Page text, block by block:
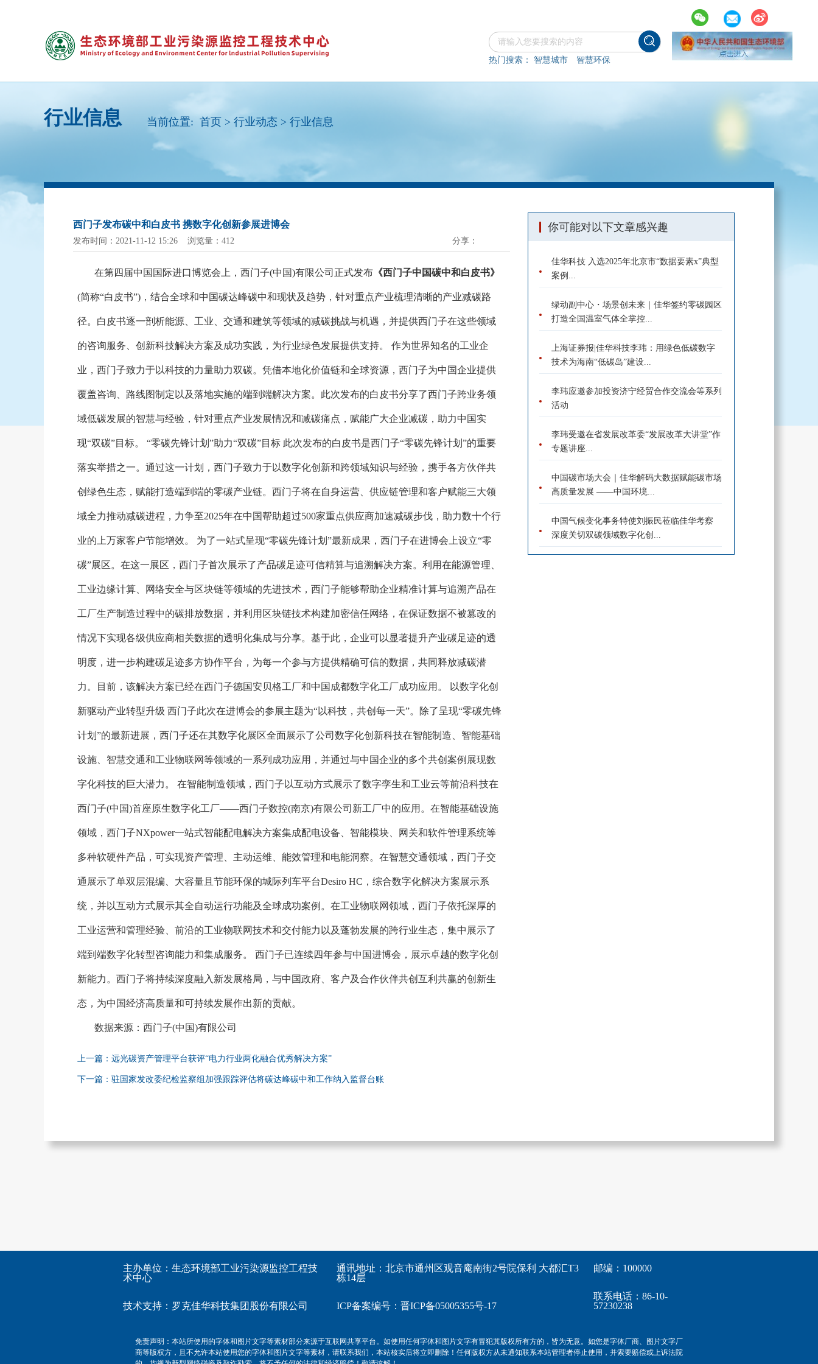
热门搜索： 智慧城市 智慧环保
行业信息 当前位置: 首页 > 行业动态 > 行业信息
西门子发布碳中和白皮书 携数字化创新参展进博会
发布时间：2021-11-12 15:26 浏览量：412 分享：
在第四届中国国际进口博览会上，西门子(中国)有限公司正式发布《西门子中国碳中和白皮书》
(简称“白皮书”)，结合全球和中国碳达峰碳中和现状及趋势，针对重点产业梳理清晰的产业减碳路
径。白皮书逐一剖析能源、工业、交通和建筑等领域的减碳挑战与机遇，并提供西门子在这些领域
的咨询服务、创新科技解决方案及成功实践，为行业绿色发展提供支持。 作为世界知名的工业企
业，西门子致力于以科技的力量助力双碳。凭借本地化价值链和全球资源，西门子为中国企业提供
覆盖咨询、路线图制定以及落地实施的端到端解决方案。此次发布的白皮书分享了西门子跨业务领
域低碳发展的智慧与经验，针对重点产业发展情况和减碳痛点，赋能广大企业减碳，助力中国实
现“双碳”目标。 “零碳先锋计划”助力“双碳”目标 此次发布的白皮书是西门子“零碳先锋计划”的重要
落实举措之一。通过这一计划，西门子致力于以数字化创新和跨领域知识与经验，携手各方伙伴共
创绿色生态，赋能打造端到端的零碳产业链。西门子将在自身运营、供应链管理和客户赋能三大领
域全力推动减碳进程，力争至2025年在中国帮助超过500家重点供应商加速减碳步伐，助力数十个行
业的上万家客户节能增效。 为了一站式呈现“零碳先锋计划”最新成果，西门子在进博会上设立“零
碳”展区。在这一展区，西门子首次展示了产品碳足迹可信精算与追溯解决方案。利用在能源管理、
工业边缘计算、网络安全与区块链等领域的先进技术，西门子能够帮助企业精准计算与追溯产品在
工厂生产制造过程中的碳排放数据，并利用区块链技术构建加密信任网络，在保证数据不被篡改的
情况下实现各级供应商相关数据的透明化集成与分享。基于此，企业可以显著提升产业碳足迹的透
明度，进一步构建碳足迹多方协作平台，为每一个参与方提供精确可信的数据，共同释放减碳潜
力。目前，该解决方案已经在西门子德国安贝格工厂和中国成都数字化工厂成功应用。 以数字化创
新驱动产业转型升级 西门子此次在进博会的参展主题为“以科技，共创每一天”。除了呈现“零碳先锋
计划”的最新进展，西门子还在其数字化展区全面展示了公司数字化创新科技在智能制造、智能基础
设施、智慧交通和工业物联网等领域的一系列成功应用，并通过与中国企业的多个共创案例展现数
字化科技的巨大潜力。 在智能制造领域，西门子以互动方式展示了数字孪生和工业云等前沿科技在
西门子(中国)首座原生数字化工厂——西门子数控(南京)有限公司新工厂中的应用。在智能基础设施
领域，西门子NXpower一站式智能配电解决方案集成配电设备、智能模块、网关和软件管理系统等
多种软硬件产品，可实现资产管理、主动运维、能效管理和电能洞察。在智慧交通领域，西门子交
通展示了单双层混编、大容量且节能环保的城际列车平台Desiro HC，综合数字化解决方案展示系
统，并以互动方式展示其全自动运行功能及全球成功案例。在工业物联网领域，西门子依托深厚的
工业运营和管理经验、前沿的工业物联网技术和交付能力以及蓬勃发展的跨行业生态，集中展示了
端到端数字化转型咨询能力和集成服务。 西门子已连续四年参与中国进博会，展示卓越的数字化创
新能力。西门子将持续深度融入新发展格局，与中国政府、客户及合作伙伴共创互利共赢的创新生
态，为中国经济高质量和可持续发展作出新的贡献。
数据来源：西门子(中国)有限公司
上一篇：远光碳资产管理平台获评“电力行业两化融合优秀解决方案”
下一篇：驻国家发改委纪检监察组加强跟踪评估将碳达峰碳中和工作纳入监督台账
你可能对以下文章感兴趣
佳华科技 入选2025年北京市“数据要素x”典型
案例...
绿动副中心・场景创未来｜佳华签约零碳园区
打造全国温室气体全掌控...
上海证券报|佳华科技李玮：用绿色低碳数字
技术为海南“低碳岛”建设...
李玮应邀参加投资济宁经贸合作交流会等系列
活动
李玮受邀在省发展改革委“发展改革大讲堂”作
专题讲座...
中国碳市场大会｜佳华解码大数据赋能碳市场
高质量发展 ——中国环境...
中国气候变化事务特使刘振民莅临佳华考察
深度关切双碳领域数字化创...
主办单位：生态环境部工业污染源监控工程技
术中心
技术支持： 罗克佳华科技集团股份有限公司
通讯地址：北京市通州区观音庵南街2号院保利 大都汇T3
栋14层
ICP备案编号：晋ICP备05005355号-17
邮编：100000
联系电话：86-10-
57230238
免责声明：本站所使用的字体和图片文字等素材部分来源于互联网共享平台。如使用任何字体和图片文字有冒犯其版权所有方的，皆为无意。如您是字体厂商、图片文字厂
商等版权方，且不允许本站使用您的字体和图片文字等素材，请联系我们，本站核实后将立即删除！任何版权方从未通知联系本站管理者停止使用，并索要赔偿或上诉法院